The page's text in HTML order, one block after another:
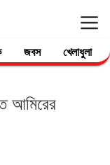
জবস খেলাধুলা
আমিরের